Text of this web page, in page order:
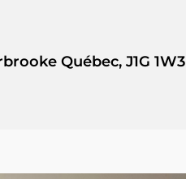
Québec, J1G 1W3